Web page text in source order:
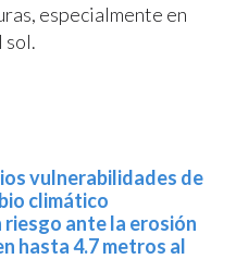
especialmente en
sol.
vulnerabilidades de
climático
ante la erosión
hasta 4.7 metros al